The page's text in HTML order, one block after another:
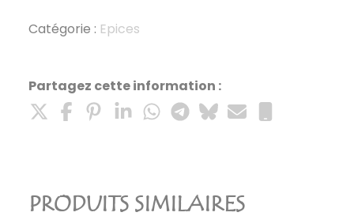
100g
Catégorie : Epices
Partagez cette information :
PRODUITS SIMILAIRES